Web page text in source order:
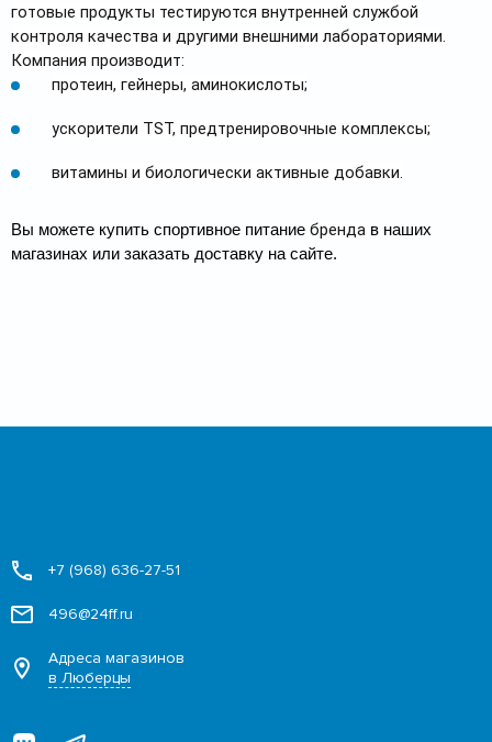
готовые продукты тестируются внутренней службой
контроля качества и другими внешними лабораториями.
Компания производит:
протеин, гейнеры, аминокислоты;
ускорители TST, предтренировочные комплексы;
витамины и биологически активные добавки.
Вы можете купить спортивное питание бренда в наших
магазинах или заказать доставку на сайте.
+7 (968) 636-27-51
496@24ff.ru
Адреса магазинов
в Люберцы